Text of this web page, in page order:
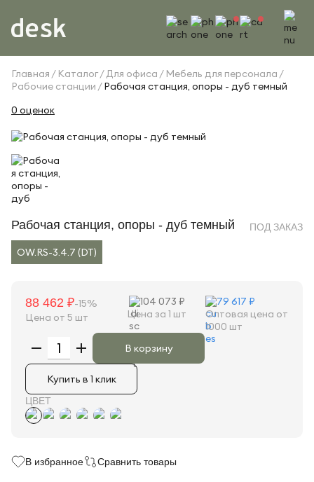
Главная Каталог Для офиса
Мебель для персонала
Рабочие станции
Рабочая станция, опоры - дуб темный
0 оценок
Рабочая станция, опоры - дуб темный ПОД ЗАКАЗ
OW.RS-3.4.7 (DT)
88 462 ₽-15%
Цена от 5 шт
104 073 ₽
Цена за 1 шт
79 617 ₽
Оптовая цена от
1000 шт
В корзину
Купить в 1 клик
ЦВЕТ
В избранное Сравнить товары